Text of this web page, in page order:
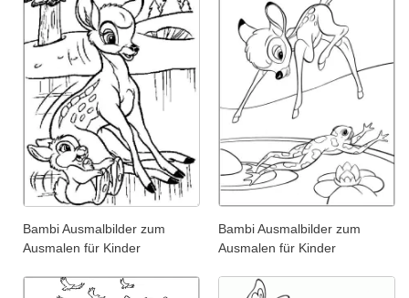
Bambi Ausmalbilder zum
Ausmalen für Kinder
Bambi Ausmalbilder zum
Ausmalen für Kinder